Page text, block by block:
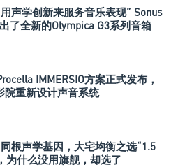
声学创新来服务音乐表现” Sonus
了全新的Olympica G3系列音箱
IMMERSIO方案正式发布，
院重新设计声音系统
根声学基因，大宅均衡之选“1.5
为什么没用旗舰，却选了